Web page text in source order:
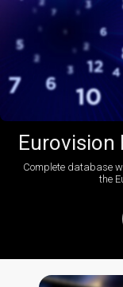
Eurovision
Complete database
the